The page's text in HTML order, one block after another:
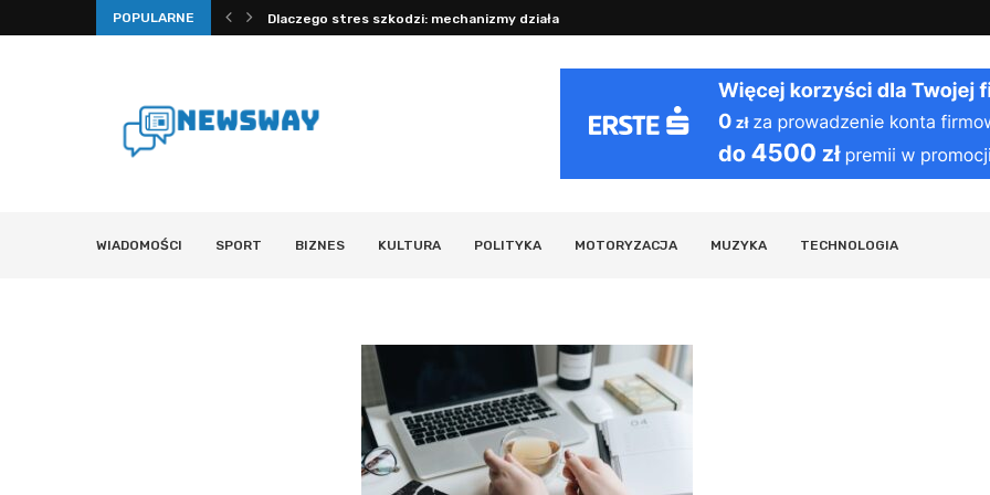
POPULARNE
porady na sen, nawodnienie... Dlaczego stres szkodzi: mechanizmy działania organizmu i ciekawostki...
WIADOMOŚCI SPORT BIZNES KULTURA POLITYKA MOTORYZACJA MUZYKA TECHNOLOGIA